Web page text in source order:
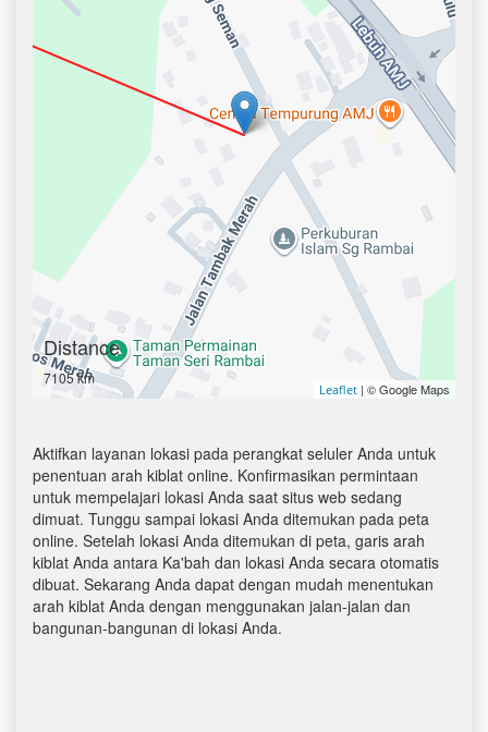
Distance
7105 km
Leaflet | © Google Maps
Aktifkan layanan lokasi pada perangkat seluler Anda untuk
penentuan arah kiblat online. Konfirmasikan permintaan
untuk mempelajari lokasi Anda saat situs web sedang
dimuat. Tunggu sampai lokasi Anda ditemukan pada peta
online. Setelah lokasi Anda ditemukan di peta, garis arah
kiblat Anda antara Ka'bah dan lokasi Anda secara otomatis
dibuat. Sekarang Anda dapat dengan mudah menentukan
arah kiblat Anda dengan menggunakan jalan-jalan dan
bangunan-bangunan di lokasi Anda.